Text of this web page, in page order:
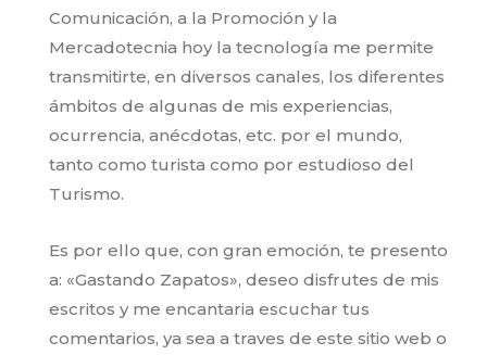
Comunicación, a la Promoción y la
Mercadotecnia hoy la tecnología me permite
transmitirte, en diversos canales, los diferentes
ámbitos de algunas de mis experiencias,
ocurrencia, anécdotas, etc. por el mundo,
tanto como turista como por estudioso del
Turismo.
Es por ello que, con gran emoción, te presento
a: «Gastando Zapatos», deseo disfrutes de mis
escritos y me encantaria escuchar tus
comentarios, ya sea a traves de este sitio web o